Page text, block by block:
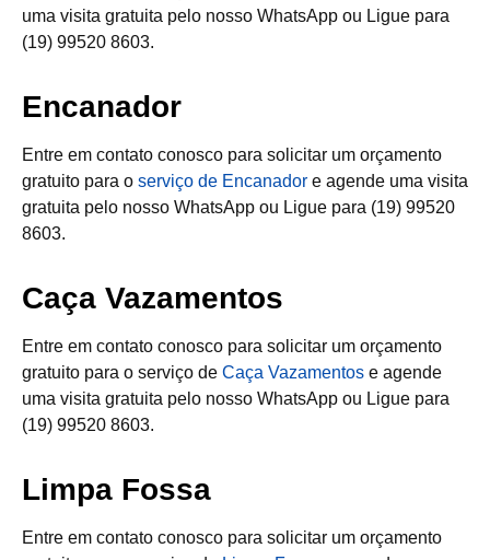
uma visita gratuita pelo nosso WhatsApp ou Ligue para
(19) 99520 8603.
Encanador
Entre em contato conosco para solicitar um orçamento
gratuito para o serviço de Encanador e agende uma visita
gratuita pelo nosso WhatsApp ou Ligue para (19) 99520
8603.
Caça Vazamentos
Entre em contato conosco para solicitar um orçamento
gratuito para o serviço de Caça Vazamentos e agende
uma visita gratuita pelo nosso WhatsApp ou Ligue para
(19) 99520 8603.
Limpa Fossa
Entre em contato conosco para solicitar um orçamento